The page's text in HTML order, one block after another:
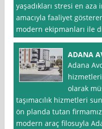
yaşadıkları stresi en
amacıyla faaliyet
modern ekipmanları ile
ADANA
Adana
olarak
taşımacılık hizmetleri
ön planda tutan
modern araç filosuyla